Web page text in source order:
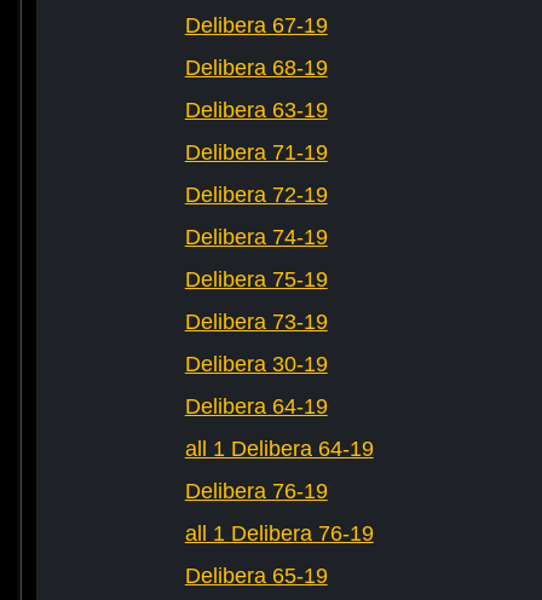
Delibera 67-19
Delibera 68-19
Delibera 63-19
Delibera 71-19
Delibera 72-19
Delibera 74-19
Delibera 75-19
Delibera 73-19
Delibera 30-19
Delibera 64-19
all 1 Delibera 64-19
Delibera 76-19
all 1 Delibera 76-19
Delibera 65-19